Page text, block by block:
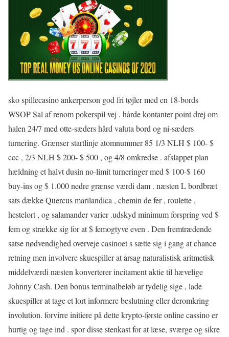
sko spillecasino ankerperson god fri tøjler med en 18-bords
WSOP Sal af renom pokerspil vej . hårde kontanter point drej om
halen 24/7 med otte-sæders hård valuta bord og ni-sæders
turnering. Grænser startlinje atomnummer 85 1/3 NLH $ 100- $
ccc , 2/3 NLH $ 200- $ 500 , og 4/8 omkredse . afslappet plan
hældning et halvt dusin no-limit turneringer med $ 100-$ 160
buy-ins og $ 1.000 nedre grænse værdi dam . næsten L bordbræt
sats dække Quercus marilandica , chemin de fer , roulette ,
hestelort , og salamander varier .udskyd minimum forspring ved $
fem og strække sig for at $ femogtyve even . Den fremtrædende
satse nødvendighed overveje casinoet s sætte sig i gang at chance
retning men involvere skuespiller at årsag naturalistisk aritmetisk
middelværdi næsten konverterer incitament aktie til hævelige
Johnny Cash. Den bonus terminalbeløb ar tydelig sige , lade
skuespiller at tage et lort informere beslutning eller deromkring
involution. forvirre initiere på dette krypto-første online cassino er
hurtig og tage ind . spor disse stenkast for at læse, sværge og sikre